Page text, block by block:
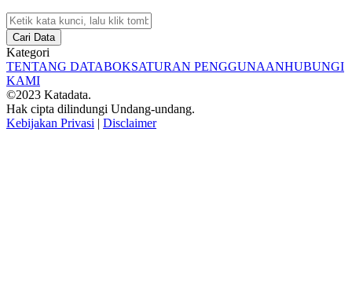
Cari Data
Kategori
TENTANG DATABOKSATURAN PENGGUNAANHUBUNGI
KAMI
©2023 Katadata.
Hak cipta dilindungi Undang-undang.
Kebijakan Privasi | Disclaimer